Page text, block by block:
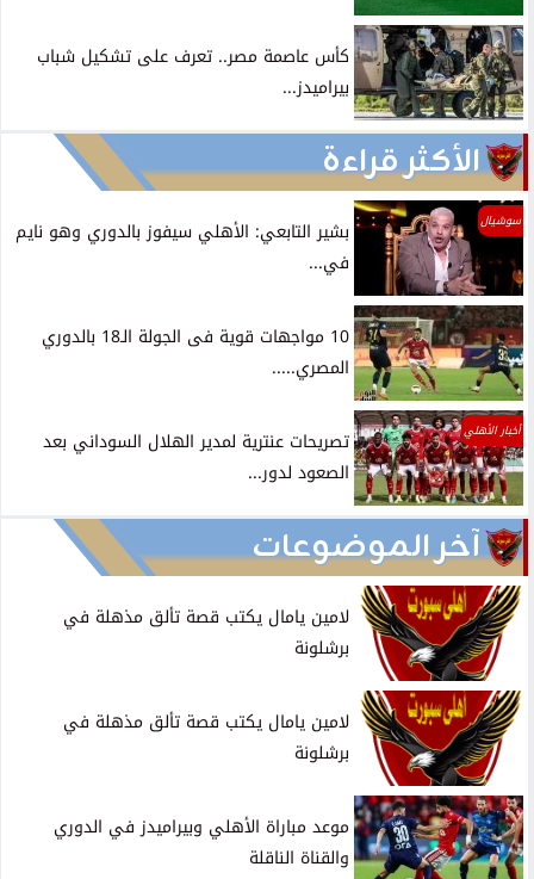
كأس عاصمة مصر.. تعرف على تشكيل شباب
بيراميدز...
الأكثر قراءة
سوشيال
بشير التابعي: الأهلي سيفوز بالدوري وهو نايم
في...
10 مواجهات قوية فى الجولة الـ18 بالدوري
المصري.....
أخبار الأهلي
تصريحات عنترية لمدير الهلال السوداني بعد
الصعود لدور...
آخر الموضوعات
لامين يامال يكتب قصة تألق مذهلة في
برشلونة
لامين يامال يكتب قصة تألق مذهلة في
برشلونة
موعد مباراة الأهلي وبيراميدز في الدوري
والقناة الناقلة